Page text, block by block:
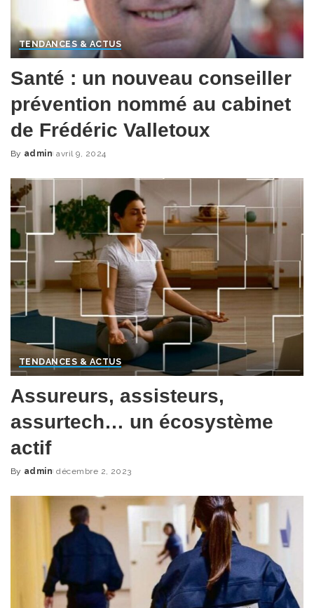
TENDANCES & ACTUS
Santé : un nouveau conseiller
prévention nommé au cabinet
de Frédéric Valletoux
Posted
By admin avril 9, 2024
TENDANCES & ACTUS
Assureurs, assisteurs,
assurtech… un écosystème
actif
Posted
By admin décembre 2, 2023